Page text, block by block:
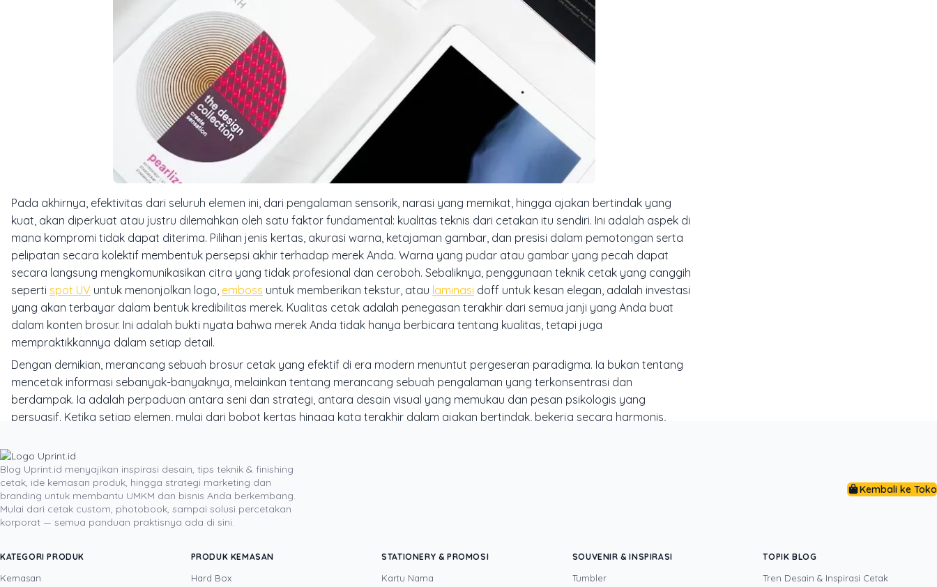
Pada akhirnya, efektivitas dari seluruh elemen ini, dari pengalaman sensorik, narasi yang memikat, hingga ajakan bertindak yang
kuat, akan diperkuat atau justru dilemahkan oleh satu faktor fundamental: kualitas teknis dari cetakan itu sendiri. Ini adalah aspek di
mana kompromi tidak dapat diterima. Pilihan jenis kertas, akurasi warna, ketajaman gambar, dan presisi dalam pemotongan serta
pelipatan secara kolektif membentuk persepsi akhir terhadap merek Anda. Warna yang pudar atau gambar yang pecah dapat
secara langsung mengkomunikasikan citra yang tidak profesional dan ceroboh. Sebaliknya, penggunaan teknik cetak yang canggih
seperti spot UV untuk menonjolkan logo, emboss untuk memberikan tekstur, atau laminasi doff untuk kesan elegan, adalah investasi
yang akan terbayar dalam bentuk kredibilitas merek. Kualitas cetak adalah penegasan terakhir dari semua janji yang Anda buat
dalam konten brosur. Ini adalah bukti nyata bahwa merek Anda tidak hanya berbicara tentang kualitas, tetapi juga
mempraktikkannya dalam setiap detail.
Dengan demikian, merancang sebuah brosur cetak yang efektif di era modern menuntut pergeseran paradigma. Ia bukan tentang
mencetak informasi sebanyak-banyaknya, melainkan tentang merancang sebuah pengalaman yang terkonsentrasi dan
berdampak. Ia adalah perpaduan antara seni dan strategi, antara desain visual yang memukau dan pesan psikologis yang
persuasif. Ketika setiap elemen, mulai dari bobot kertas hingga kata terakhir dalam ajakan bertindak, bekerja secara harmonis,
kembali, dan bahkan dibagikan, memastikan merek Anda tidak hanya dilihat, tetapi juga diingat dan dirasakan.
DITULIS OLEH
Yustian Tenegar adalah Founder & CEO Uprint.id, pakar dengan pengalaman lebih dari 20 tahun yang menguasai tiga disiplin
memahami bisnis cetak langsung dari lantai produksi sampai baris kode, dari menghitung biaya per unit hingga membangun sendiri
Blog Uprint.id menyajikan inspirasi desain, tips teknik & finishing
cetak, ide kemasan produk, hingga strategi marketing dan
branding untuk membantu UMKM dan bisnis Anda berkembang.
Mulai dari cetak custom, photobook, sampai solusi percetakan
korporat — semua panduan praktisnya ada di sini.
Kembali ke Toko
KATEGORI PRODUK
Kemasan
PRODUK KEMASAN
Hard Box
STATIONERY & PROMOSI
Kartu Nama
SOUVENIR & INSPIRASI
Tumbler
TOPIK BLOG
Tren Desain & Inspirasi Cetak